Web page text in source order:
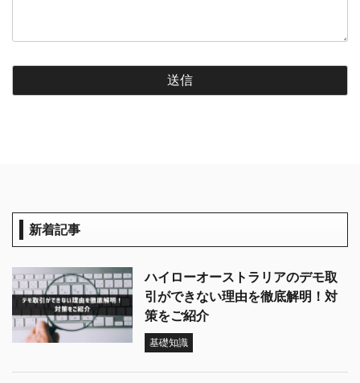
新着記事
ハイローオーストラリアのデモ取
引ができない理由を徹底解明！対
策をご紹介
基礎知識